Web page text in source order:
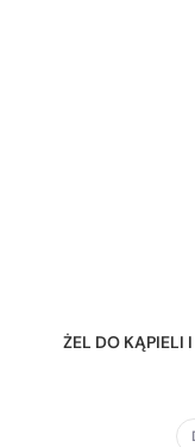
ŻEL DO KĄPIELI